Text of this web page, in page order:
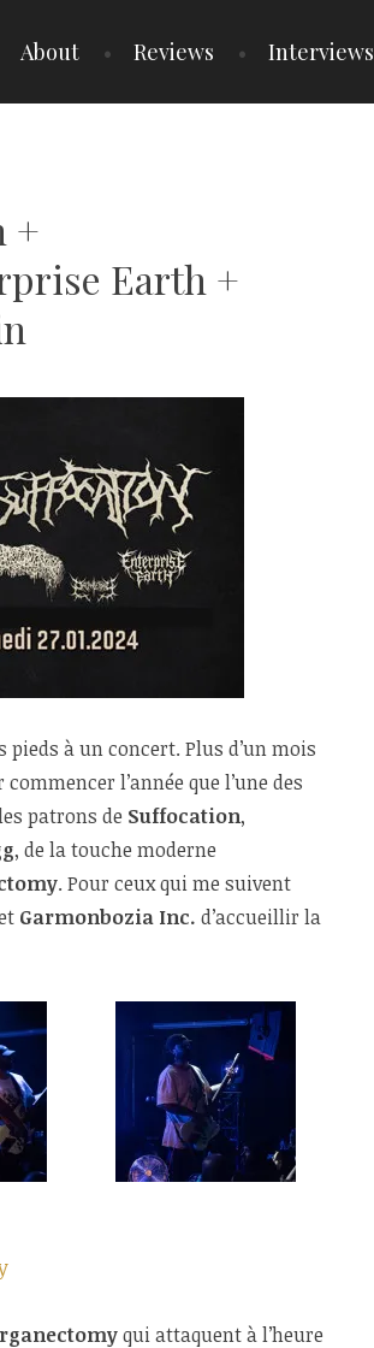
About Reviews Interviews
+
Earth +
à un concert. Plus d’un mois
l’année que l’une des
patrons de Suffocation,
, de la touche moderne
. Pour ceux qui me suivent
Garmonbozia Inc. d’accueillir la
qui attaquent à l’heure